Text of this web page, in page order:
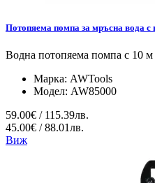
Потопяема помпа за мръсна вода
Водна потопяема помпа с 10 м
Марка: AWTools
Модел: AW85000
59.00€ / 115.39лв.
45.00€ / 88.01лв.
Виж